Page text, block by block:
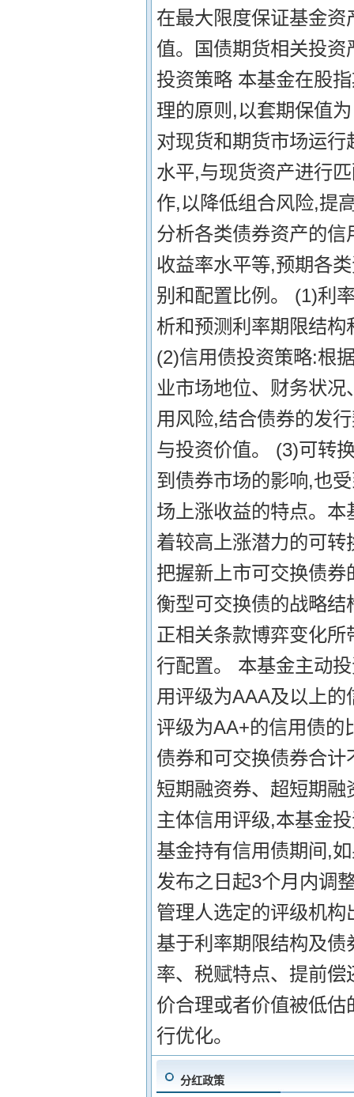
在最大限度保证基金
值。国债期货相关投
投资策略 本基金在股
理的原则,以套期保值
对现货和期货市场运
水平,与现货资产进行
作,以降低组合风险,提
分析各类债券资产的
收益率水平等,预期各
别和配置比例。 (1)利
析和预测利率期限结
(2)信用债投资策略:根
业市场地位、财务状
用风险,结合债券的发
与投资价值。 (3)可转
到债券市场的影响,也
场上涨收益的特点。
着较高上涨潜力的可
把握新上市可交换债
衡型可交换债的战略
正相关条款博弈变化
行配置。 本基金主动
用评级为AAA及以上
评级为AA+的信用债的
债券和可交换债券合
短期融资券、超短期
主体信用评级,本基金
基金持有信用债期间,
发布之日起3个月内调
管理人选定的评级机
基于利率期限结构及
率、税赋特点、提前
价合理或者价值被低
行优化。
分红政策